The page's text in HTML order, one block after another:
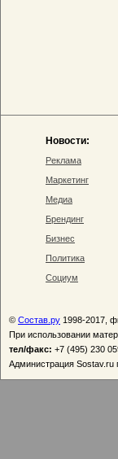
Новости:
Реклама
Маркетинг
Медиа
Брендинг
Бизнес
Политика
Социум
© Состав.ру 1998-2017,
При использовании
тел/факс: +7 (495) 230
Администрация Sostav.ru